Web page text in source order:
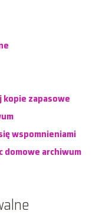
zapasowe
wspomnieniami
domowe archiwum